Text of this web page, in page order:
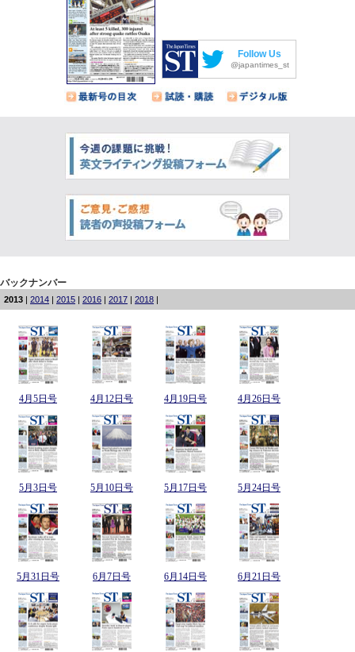
Follow Us
@japantimes_st
バックナンバー
2013 | 2014 | 2015 | 2016 | 2017 | 2018 |
4月5日号 4月12日号 4月19日号 4月26日号
5月3日号 5月10日号 5月17日号 5月24日号
5月31日号 6月7日号 6月14日号 6月21日号